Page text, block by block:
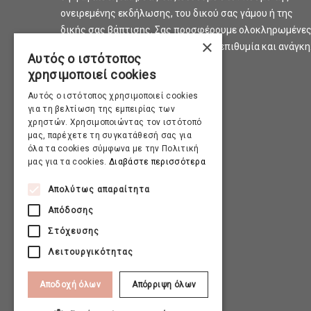
ονειρεμένης εκδήλωσης, του δικού σας γάμου ή της
δικής σας βάπτισης. Σας προσφέρουμε ολοκληρωμένες
προτάσεις και λύσεις για κάθε σας επιθυμία και ανάγκη.
×
Αυτός ο ιστότοπος
χρησιμοποιεί cookies
Αυτός ο ιστότοπος χρησιμοποιεί cookies
για τη βελτίωση της εμπειρίας των
χρηστών. Χρησιμοποιώντας τον ιστότοπό
μας, παρέχετε τη συγκατάθεσή σας για
όλα τα cookies σύμφωνα με την Πολιτική
μας για τα cookies. Διαβάστε περισσότερα
Απολύτως απαραίτητα
Απόδοσης
Στόχευσης
Λειτουργικότητας
Αποδοχή όλων Απόρριψη όλων